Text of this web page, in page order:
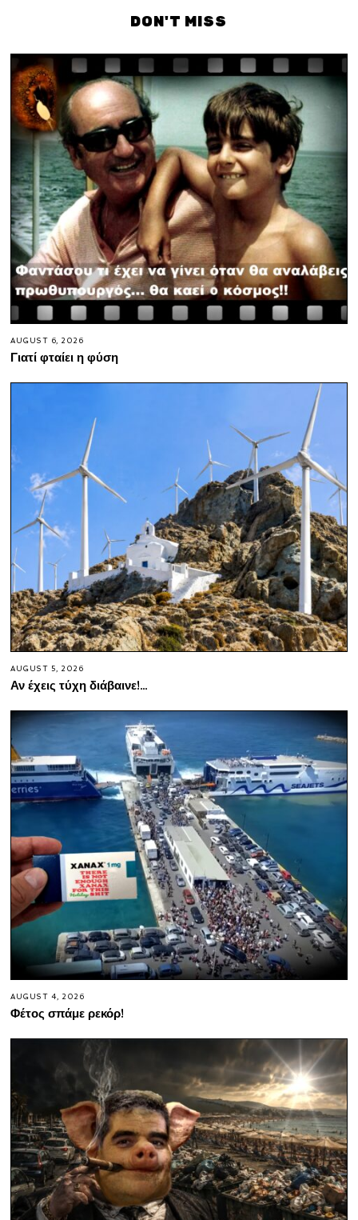
DON'T MISS
AUGUST 6, 2026
Γιατί φταίει η φύση
AUGUST 5, 2026
Αν έχεις τύχη διάβαινε!…
AUGUST 4, 2026
Φέτος σπάμε ρεκόρ!